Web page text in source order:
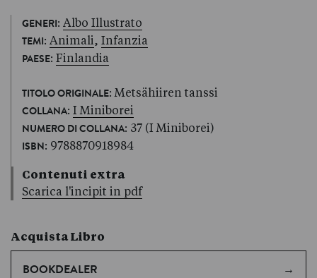
GENERI: Albo Illustrato
TEMI: Animali, Infanzia
PAESE: Finlandia
TITOLO ORIGINALE: Metsähiiren tanssi
COLLANA: I Miniborei
NUMERO DI COLLANA: 37 (I Miniborei)
ISBN: 9788870918984
Contenuti extra
Scarica l'incipit in pdf
Acquista Libro
BOOKDEALER